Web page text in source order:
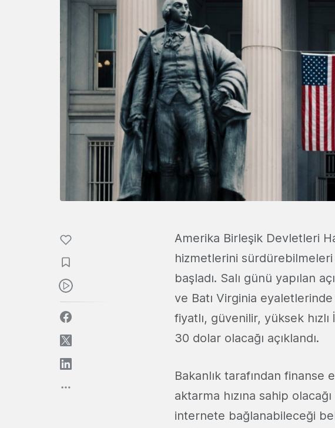
Amerika Birleşik Devletleri
hizmetlerini
başladı. Salı günü yapılan
ve Batı Virginia
fiyatlı, güvenilir, yüksek
30 dolar olacağı açıklandı.
Bakanlık tarafından finanse
aktarma hızına sahip
internete bağlanabileceği